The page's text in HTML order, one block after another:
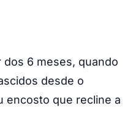
6 meses, quando
desde o
encosto que recline a